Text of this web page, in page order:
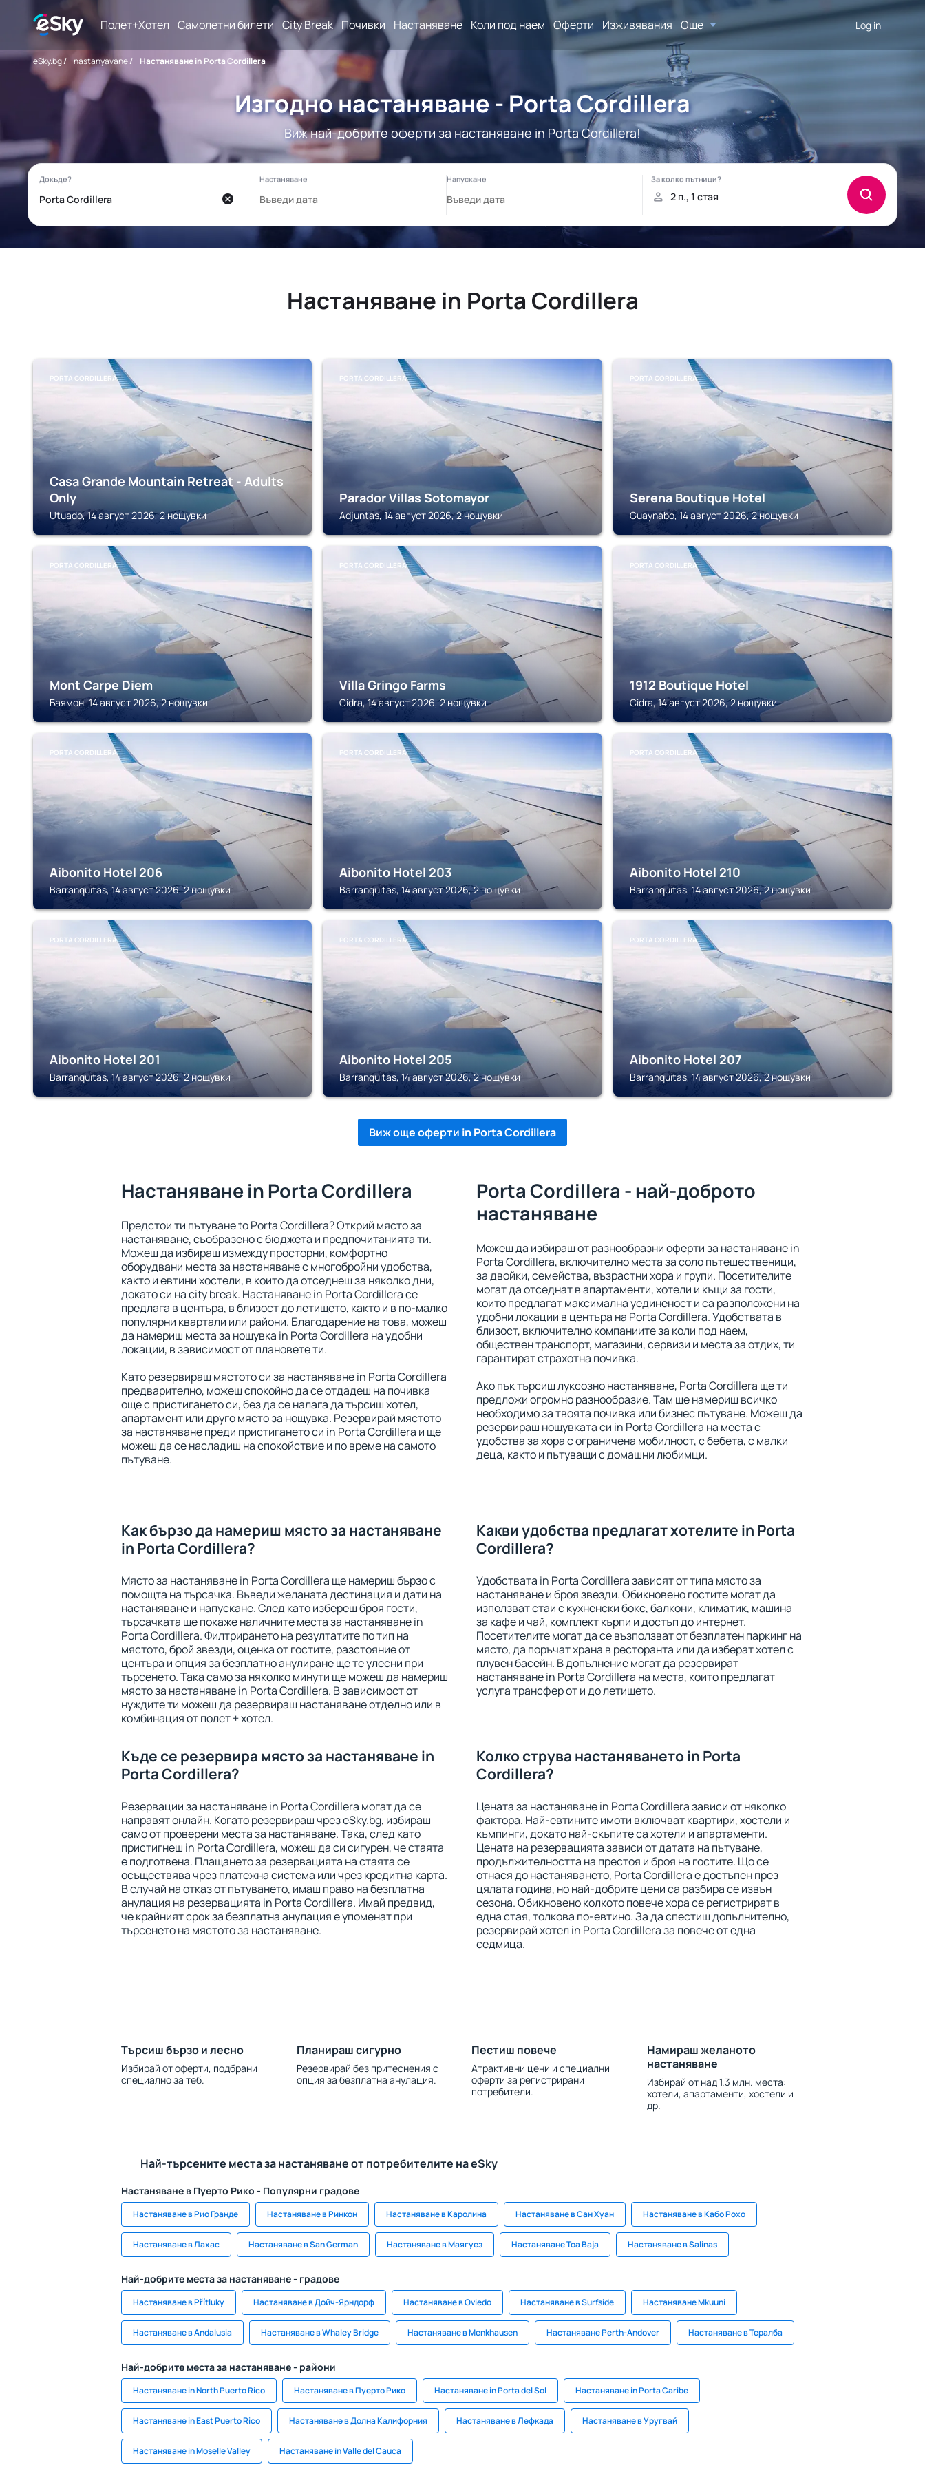
Полет+Хотел Самолетни билети City Break Почивки Настаняване Коли под наем Оферти Изживявания Още Log in
eSky.bg/ nastanyavane/ Настаняване in Porta Cordillera
Изгодно настаняване - Porta Cordillera
Виж най-добрите оферти за настаняване in Porta Cordillera!
Настаняване in Porta Cordillera
PORTA CORDILLERA
Casa Grande Mountain Retreat - Adults
Only
Utuado, 14 август 2026, 2 нощувки
PORTA CORDILLERA
Parador Villas Sotomayor
Adjuntas, 14 август 2026, 2 нощувки
PORTA CORDILLERA
Serena Boutique Hotel
Guaynabo, 14 август 2026, 2 нощувки
PORTA CORDILLERA
Mont Carpe Diem
Баямон, 14 август 2026, 2 нощувки
PORTA CORDILLERA
Villa Gringo Farms
Cidra, 14 август 2026, 2 нощувки
PORTA CORDILLERA
1912 Boutique Hotel
Cidra, 14 август 2026, 2 нощувки
PORTA CORDILLERA
Aibonito Hotel 206
Barranquitas, 14 август 2026, 2 нощувки
PORTA CORDILLERA
Aibonito Hotel 203
Barranquitas, 14 август 2026, 2 нощувки
PORTA CORDILLERA
Aibonito Hotel 210
Barranquitas, 14 август 2026, 2 нощувки
PORTA CORDILLERA
Aibonito Hotel 201
Barranquitas, 14 август 2026, 2 нощувки
PORTA CORDILLERA
Aibonito Hotel 205
Barranquitas, 14 август 2026, 2 нощувки
PORTA CORDILLERA
Aibonito Hotel 207
Barranquitas, 14 август 2026, 2 нощувки
Виж още оферти in Porta Cordillera
Настаняване in Porta Cordillera
Предстои ти пътуване to Porta Cordillera? Открий място за
настаняване, съобразено с бюджета и предпочитанията ти.
Можеш да избираш измежду просторни, комфортно
оборудвани места за настаняване с многобройни удобства,
както и евтини хостели, в които да отседнеш за няколко дни,
докато си на city break. Настаняване in Porta Cordillera се
предлага в центъра, в близост до летището, както и в по-малко
популярни квартали или райони. Благодарение на това, можеш
да намериш места за нощувка in Porta Cordillera на удобни
локации, в зависимост от плановете ти.
Като резервираш мястото си за настаняване in Porta Cordillera
предварително, можеш спокойно да се отдадеш на почивка
още с пристигането си, без да се налага да търсиш хотел,
апартамент или друго място за нощувка. Резервирай мястото
за настаняване преди пристигането си in Porta Cordillera и ще
можеш да се насладиш на спокойствие и по време на самото
пътуване.
Porta Cordillera - най-доброто
настаняване
Можеш да избираш от разнообразни оферти за настаняване in
Porta Cordillera, включително места за соло пътешественици,
за двойки, семейства, възрастни хора и групи. Посетителите
могат да отседнат в апартаменти, хотели и къщи за гости,
които предлагат максимална уединеност и са разположени на
удобни локации в центъра на Porta Cordillera. Удобствата в
близост, включително компаниите за коли под наем,
обществен транспорт, магазини, сервизи и места за отдих, ти
гарантират страхотна почивка.
Ако пък търсиш луксозно настаняване, Porta Cordillera ще ти
предложи огромно разнообразие. Там ще намериш всичко
необходимо за твоята почивка или бизнес пътуване. Можеш да
резервираш нощувката си in Porta Cordillera на места с
удобства за хора с ограничена мобилност, с бебета, с малки
деца, както и пътуващи с домашни любимци.
Как бързо да намериш място за настаняване
in Porta Cordillera?
Място за настаняване in Porta Cordillera ще намериш бързо с
помощта на търсачка. Въведи желаната дестинация и дати на
настаняване и напускане. След като избереш броя гости,
търсачката ще покаже наличните места за настаняване in
Porta Cordillera. Филтрирането на резултатите по тип на
мястото, брой звезди, оценка от гостите, разстояние от
центъра и опция за безплатно анулиране ще те улесни при
търсенето. Така само за няколко минути ще можеш да намериш
място за настаняване in Porta Cordillera. В зависимост от
нуждите ти можеш да резервираш настаняване отделно или в
комбинация от полет + хотел.
Какви удобства предлагат хотелите in Porta
Cordillera?
Удобствата in Porta Cordillera зависят от типа място за
настаняване и броя звезди. Обикновено гостите могат да
използват стаи с кухненски бокс, балкони, климатик, машина
за кафе и чай, комплект кърпи и достъп до интернет.
Посетителите могат да се възползват от безплатен паркинг на
място, да поръчат храна в ресторанта или да изберат хотел с
плувен басейн. В допълнение могат да резервират
настаняване in Porta Cordillera на места, които предлагат
услуга трансфер от и до летището.
Къде се резервира място за настаняване in
Porta Cordillera?
Резервации за настаняване in Porta Cordillera могат да се
направят онлайн. Когато резервираш чрез eSky.bg, избираш
само от проверени места за настаняване. Така, след като
пристигнеш in Porta Cordillera, можеш да си сигурен, че стаята
е подготвена. Плащането за резервацията на стаята се
осъществява чрез платежна система или чрез кредитна карта.
В случай на отказ от пътуването, имаш право на безплатна
анулация на резервацията in Porta Cordillera. Имай предвид,
че крайният срок за безплатна анулация е упоменат при
търсенето на мястото за настаняване.
Колко струва настаняването in Porta
Cordillera?
Цената за настаняване in Porta Cordillera зависи от няколко
фактора. Най-евтините имоти включват квартири, хостели и
къмпинги, докато най-скъпите са хотели и апартаменти.
Цената на резервацията зависи от датата на пътуване,
продължителността на престоя и броя на гостите. Що се
отнася до настаняването, Porta Cordillera е достъпен през
цялата година, но най-добрите цени са разбира се извън
сезона. Обикновено колкото повече хора се регистрират в
една стая, толкова по-евтино. За да спестиш допълнително,
резервирай хотел in Porta Cordillera за повече от една
седмица.
Търсиш бързо и лесно
Избирай от оферти, подбрани
специално за теб.
Планираш сигурно
Резервирай без притеснения с
опция за безплатна анулация.
Пестиш повече
Атрактивни цени и специални
оферти за регистрирани
потребители.
Намираш желаното
настаняване
Избирай от над 1.3 млн. места:
хотели, апартаменти, хостели и
др.
Най-търсените места за настаняване от потребителите на eSky
Настаняване в Пуерто Рико - Популярни градове
Настаняване в Рио Гранде Настаняване в Ринкон Настаняване в Каролина Настаняване в Сан Хуан Настаняване в Кабо Рохо
Настаняване в Лахас Настаняване в San German Настаняване в Маягуез Настаняване Toa Baja Настаняване в Salinas
Най-добрите места за настаняване - градове
Настаняване в Přítluky Настаняване в Дойч-Ярндорф Настаняване в Oviedo Настаняване в Surfside Настаняване Mkuuni
Настаняване в Andalusia Настаняване в Whaley Bridge Настаняване в Menkhausen Настаняване Perth-Andover Настаняване в Тералба
Най-добрите места за настаняване - райони
Настаняване in North Puerto Rico Настаняване в Пуерто Рико Настаняване in Porta del Sol Настаняване in Porta Caribe
Настаняване in East Puerto Rico Настаняване в Долна Калифорния Настаняване в Лефкада Настаняване в Уругвай
Настаняване in Moselle Valley Настаняване in Valle del Cauca